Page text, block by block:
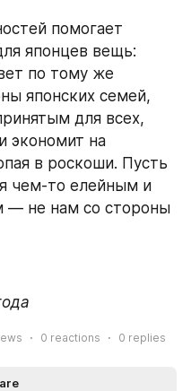
помогает
японцев вещь:
по тому же
японских семей,
для всех,
экономит на
в роскоши. Пусть
чем-то елейным и
— не нам со стороны
0 reactions 0 replies